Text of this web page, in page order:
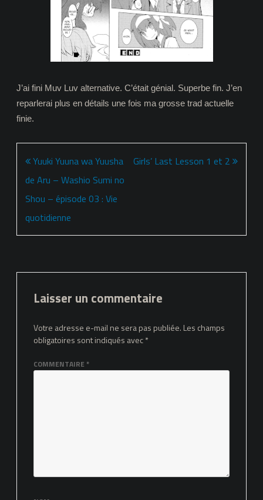
J’ai fini Muv Luv alternative. C’était génial. Superbe fin. J’en
reparlerai plus en détails une fois ma grosse trad actuelle
finie.
Navigation
de
l’article
Yuuki Yuuna wa Yuusha
de Aru – Washio Sumi no
Shou – épisode 03 : Vie
quotidienne
Girls’ Last Lesson 1 et 2
Laisser un commentaire
Votre adresse e-mail ne sera pas publiée. Les champs
obligatoires sont indiqués avec*
COMMENTAIRE *